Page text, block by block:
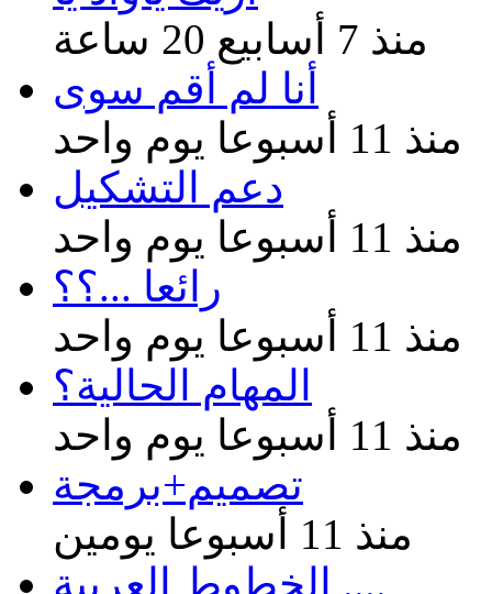
منذ 7 أسابيع 20 ساعة
أنا لم أقم سوى
منذ 11 أسبوعا يوم واحد
دعم التشكيل
منذ 11 أسبوعا يوم واحد
رائعا ...؟؟
منذ 11 أسبوعا يوم واحد
المهام الحالية؟
منذ 11 أسبوعا يوم واحد
تصميم+برمجة
منذ 11 أسبوعا يومين
الخطوط العربية ....